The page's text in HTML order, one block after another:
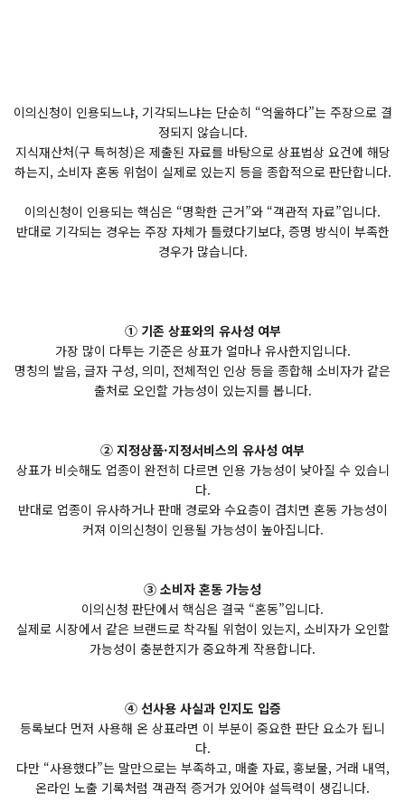
이의신청이 인용되느냐, 기각되느냐는 단순히 “억울하다”는 주장으로 결
정되지 않습니다.
지식재산처(구 특허청)은 제출된 자료를 바탕으로 상표법상 요건에 해당
하는지, 소비자 혼동 위험이 실제로 있는지 등을 종합적으로 판단합니다.
이의신청이 인용되는 핵심은 “명확한 근거”와 “객관적 자료”입니다.
반대로 기각되는 경우는 주장 자체가 틀렸다기보다, 증명 방식이 부족한
경우가 많습니다.
① 기존 상표와의 유사성 여부
가장 많이 다투는 기준은 상표가 얼마나 유사한지입니다.
명칭의 발음, 글자 구성, 의미, 전체적인 인상 등을 종합해 소비자가 같은
출처로 오인할 가능성이 있는지를 봅니다.
② 지정상품·지정서비스의 유사성 여부
상표가 비슷해도 업종이 완전히 다르면 인용 가능성이 낮아질 수 있습니
다.
반대로 업종이 유사하거나 판매 경로와 수요층이 겹치면 혼동 가능성이
커져 이의신청이 인용될 가능성이 높아집니다.
③ 소비자 혼동 가능성
이의신청 판단에서 핵심은 결국 “혼동”입니다.
실제로 시장에서 같은 브랜드로 착각될 위험이 있는지, 소비자가 오인할
가능성이 충분한지가 중요하게 작용합니다.
④ 선사용 사실과 인지도 입증
등록보다 먼저 사용해 온 상표라면 이 부분이 중요한 판단 요소가 됩니
다.
다만 “사용했다”는 말만으로는 부족하고, 매출 자료, 홍보물, 거래 내역,
온라인 노출 기록처럼 객관적 증거가 있어야 설득력이 생깁니다.